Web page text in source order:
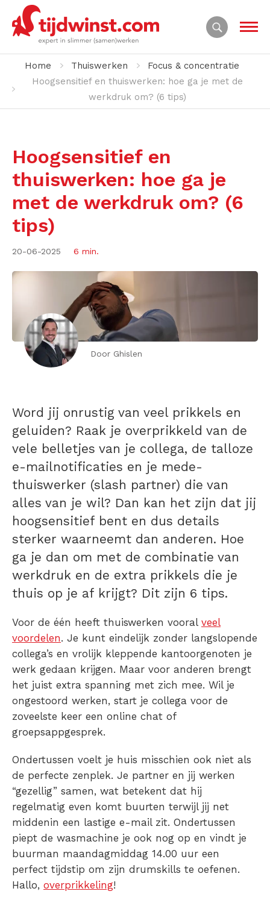
Home Thuiswerken
Focus & concentratie
Hoogsensitief en thuiswerken: hoe ga je met de
werkdruk om? (6 tips)
Hoogsensitief en
thuiswerken: hoe ga je
met de werkdruk om? (6
tips)
20-06-2025 6 min.
Door Ghislen
Word jij onrustig van veel prikkels en
geluiden? Raak je overprikkeld van de
vele belletjes van je collega, de talloze
e-mailnotificaties en je mede-
thuiswerker (slash partner) die van
alles van je wil? Dan kan het zijn dat jij
hoogsensitief bent en dus details
sterker waarneemt dan anderen. Hoe
ga je dan om met de combinatie van
werkdruk en de extra prikkels die je
thuis op je af krijgt? Dit zijn 6 tips.
Voor de één heeft thuiswerken vooral veel
voordelen. Je kunt eindelijk zonder langslopende
collega’s en vrolijk kleppende kantoorgenoten je
werk gedaan krijgen. Maar voor anderen brengt
het juist extra spanning met zich mee. Wil je
ongestoord werken, start je collega voor de
zoveelste keer een online chat of
groepsappgesprek.
Ondertussen voelt je huis misschien ook niet als
de perfecte zenplek. Je partner en jij werken
“gezellig” samen, wat betekent dat hij
regelmatig even komt buurten terwijl jij net
middenin een lastige e-mail zit. Ondertussen
piept de wasmachine je ook nog op en vindt je
buurman maandagmiddag 14.00 uur een
perfect tijdstip om zijn drumskills te oefenen.
Hallo, overprikkeling!